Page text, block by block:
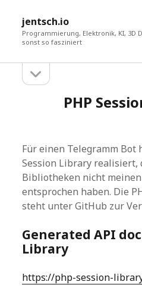
jentsch.io
Programmierung, Elektronik, KI, 3D
sonst so fasziniert
Sidebaröffnen
PHP
Für einen Telegramm Bot
Session Library realisiert,
Bibliotheken nicht
entsprochen haben. Die
steht unter GitHub zur
Generated API
Library
https://php-session-